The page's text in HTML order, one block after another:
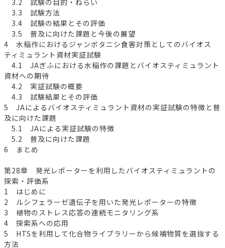
3.3 試験方法
3.4 試験の結果とその評価
3.5 普及に向けた課題と今後の展望
4 水稲作におけるジャンボタニシ食害対策としてのバイオス
ティミュラント資材実証試験
4.1 JAぎふにおける水稲作の課題とバイオスティミュラント
資材への期待
4.2 実証試験の概要
4.3 試験結果とその評価
5 JAによるバイオスティミュラント資材の実証試験の特徴と普
及に向けた課題
5.1 JAによる実証試験の特徴
5.2 普及に向けた課題
6 まとめ
第28章 発光レポーターを利用したバイオスティミュラントの
探索・評価系
1 はじめに
2 ルシフェラーゼ遺伝子を用いた発光レポーターの特徴
3 植物のストレス応答の連続モニタリング系
4 探索系への応用
5 HTSを利用して化合物ライブラリーから候補物質を選抜する
方法